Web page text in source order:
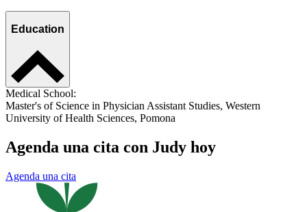
Education
Medical School:
Master's of Science in Physician Assistant Studies, Western
University of Health Sciences, Pomona
Agenda una cita con Judy hoy
Agenda una cita